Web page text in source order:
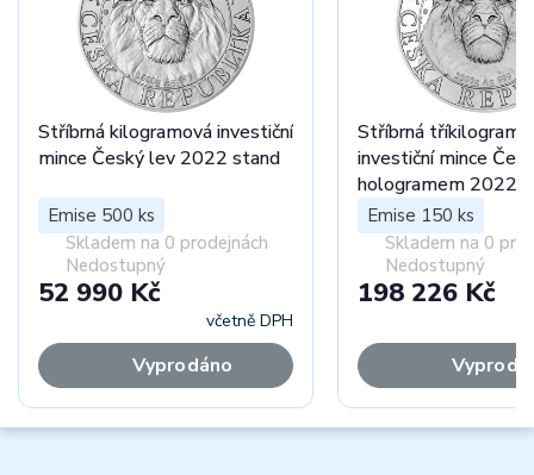
Stříbrná kilogramová investiční
mince Český lev 2022 stand
Emise 500 ks
Skladem na 0 prodejnách
Nedostupný
52 990 Kč
včetně DPH
Vyprodáno
Stříbrná
investiční mince
hologramem 2022
Emise 150 ks
Skladem na 0
Nedostupný
198 226 Kč